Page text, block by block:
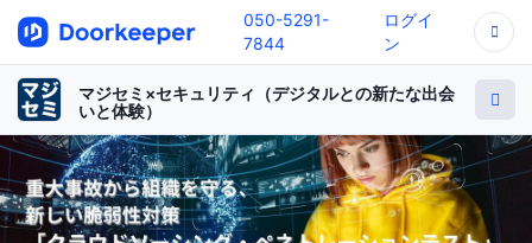
050-5291-
7844
ログイ
ン
マジセミ×セキュリティ（デジタルとの新たな出会
いと体験）